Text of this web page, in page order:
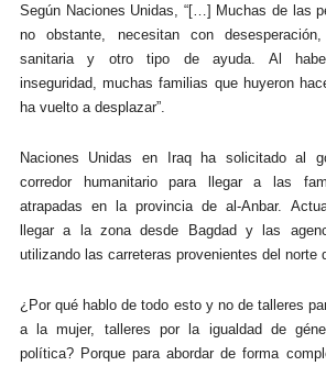
Según Naciones Unidas, “[…] Muchas de las
no obstante, necesitan con desesperación,
sanitaria y otro tipo de ayuda. Al
inseguridad,muchas familias que huyeron
ha vuelto a desplazar”.
Naciones Unidas en Iraq ha solicitado al
corredor humanitario para llegar a las
atrapadas en la provincia de al-Anbar.
llegar a la zona desde Bagdad y las
utilizando las carreteras provenientes del norte
¿Por qué hablo de todo esto y no de talleres
a la mujer, talleres por la igualdad de
política? Porque para abordar de forma